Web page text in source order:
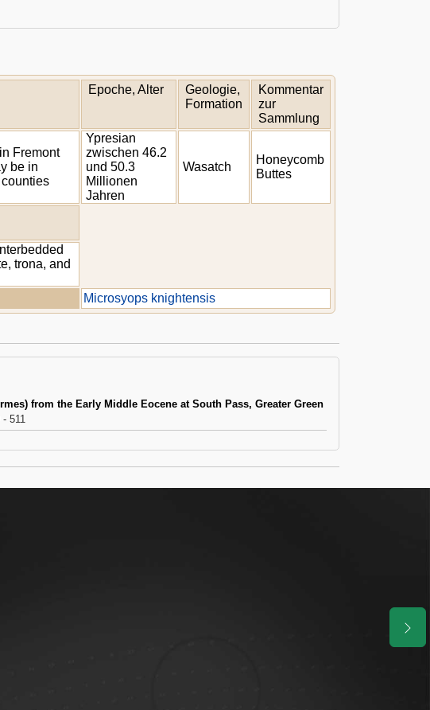
Epoche, Alter
Geologie,
Formation
Kommentar
zur
Sammlung
Fremont
be in
Ypresian
zwischen 46.2
und 50.3
Millionen
Jahren
Wasatch
Honeycomb
Buttes
trona, and
Microsyops knightensis
from the Early Middle Eocene at South Pass, Greater Green
511